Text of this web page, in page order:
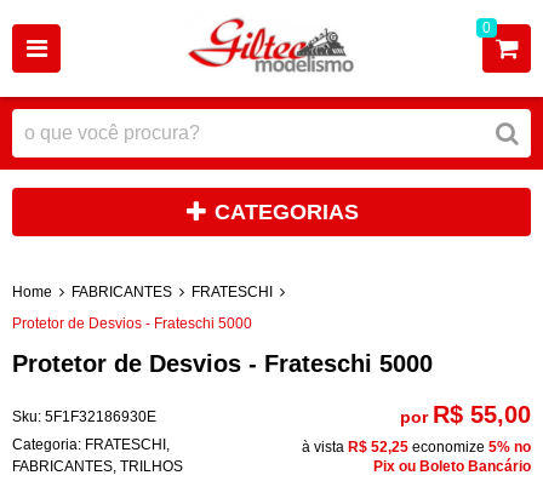
0
CATEGORIAS
Home FABRICANTES
FRATESCHI
Protetor de Desvios - Frateschi 5000
Protetor de Desvios - Frateschi 5000
Sku: 5F1F32186930E
Categoria: FRATESCHI
FABRICANTES TRILHOS
por R$ 55,00
à vista R$ 52,25 economize 5% no
Pix ou Boleto Bancário